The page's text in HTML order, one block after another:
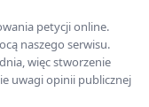
petycji online.
naszego serwisu.
więc stworzenie
uwagi opinii publicznej